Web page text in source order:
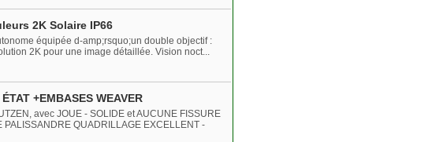
2K Solaire IP66
équipée d-amp;rsquo;un double objectif :
2K pour une image détaillée. Vision noct...
+EMBASES WEAVER
avec JOUE - SOLIDE et AUCUNE FISSURE
PALISSANDRE QUADRILLAGE EXCELLENT -